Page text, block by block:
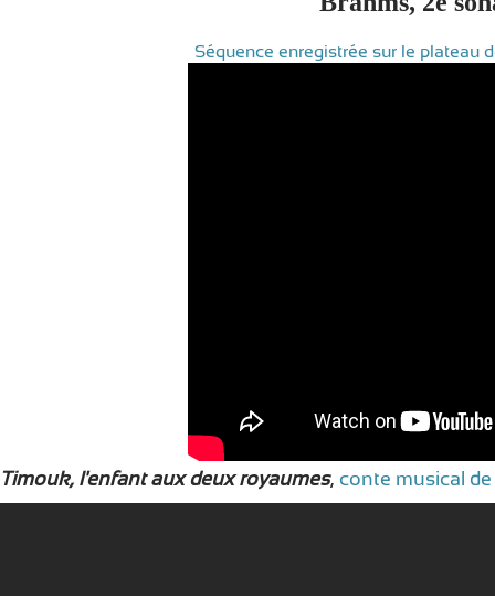
Séquence enregistrée sur le plateau
Timouk, l'enfant aux deux royaumes, conte musical